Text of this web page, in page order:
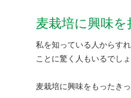
麦栽培に興味
私を知っている人からす
ことに驚く人もいるでしょ
麦栽培に興味をもったき